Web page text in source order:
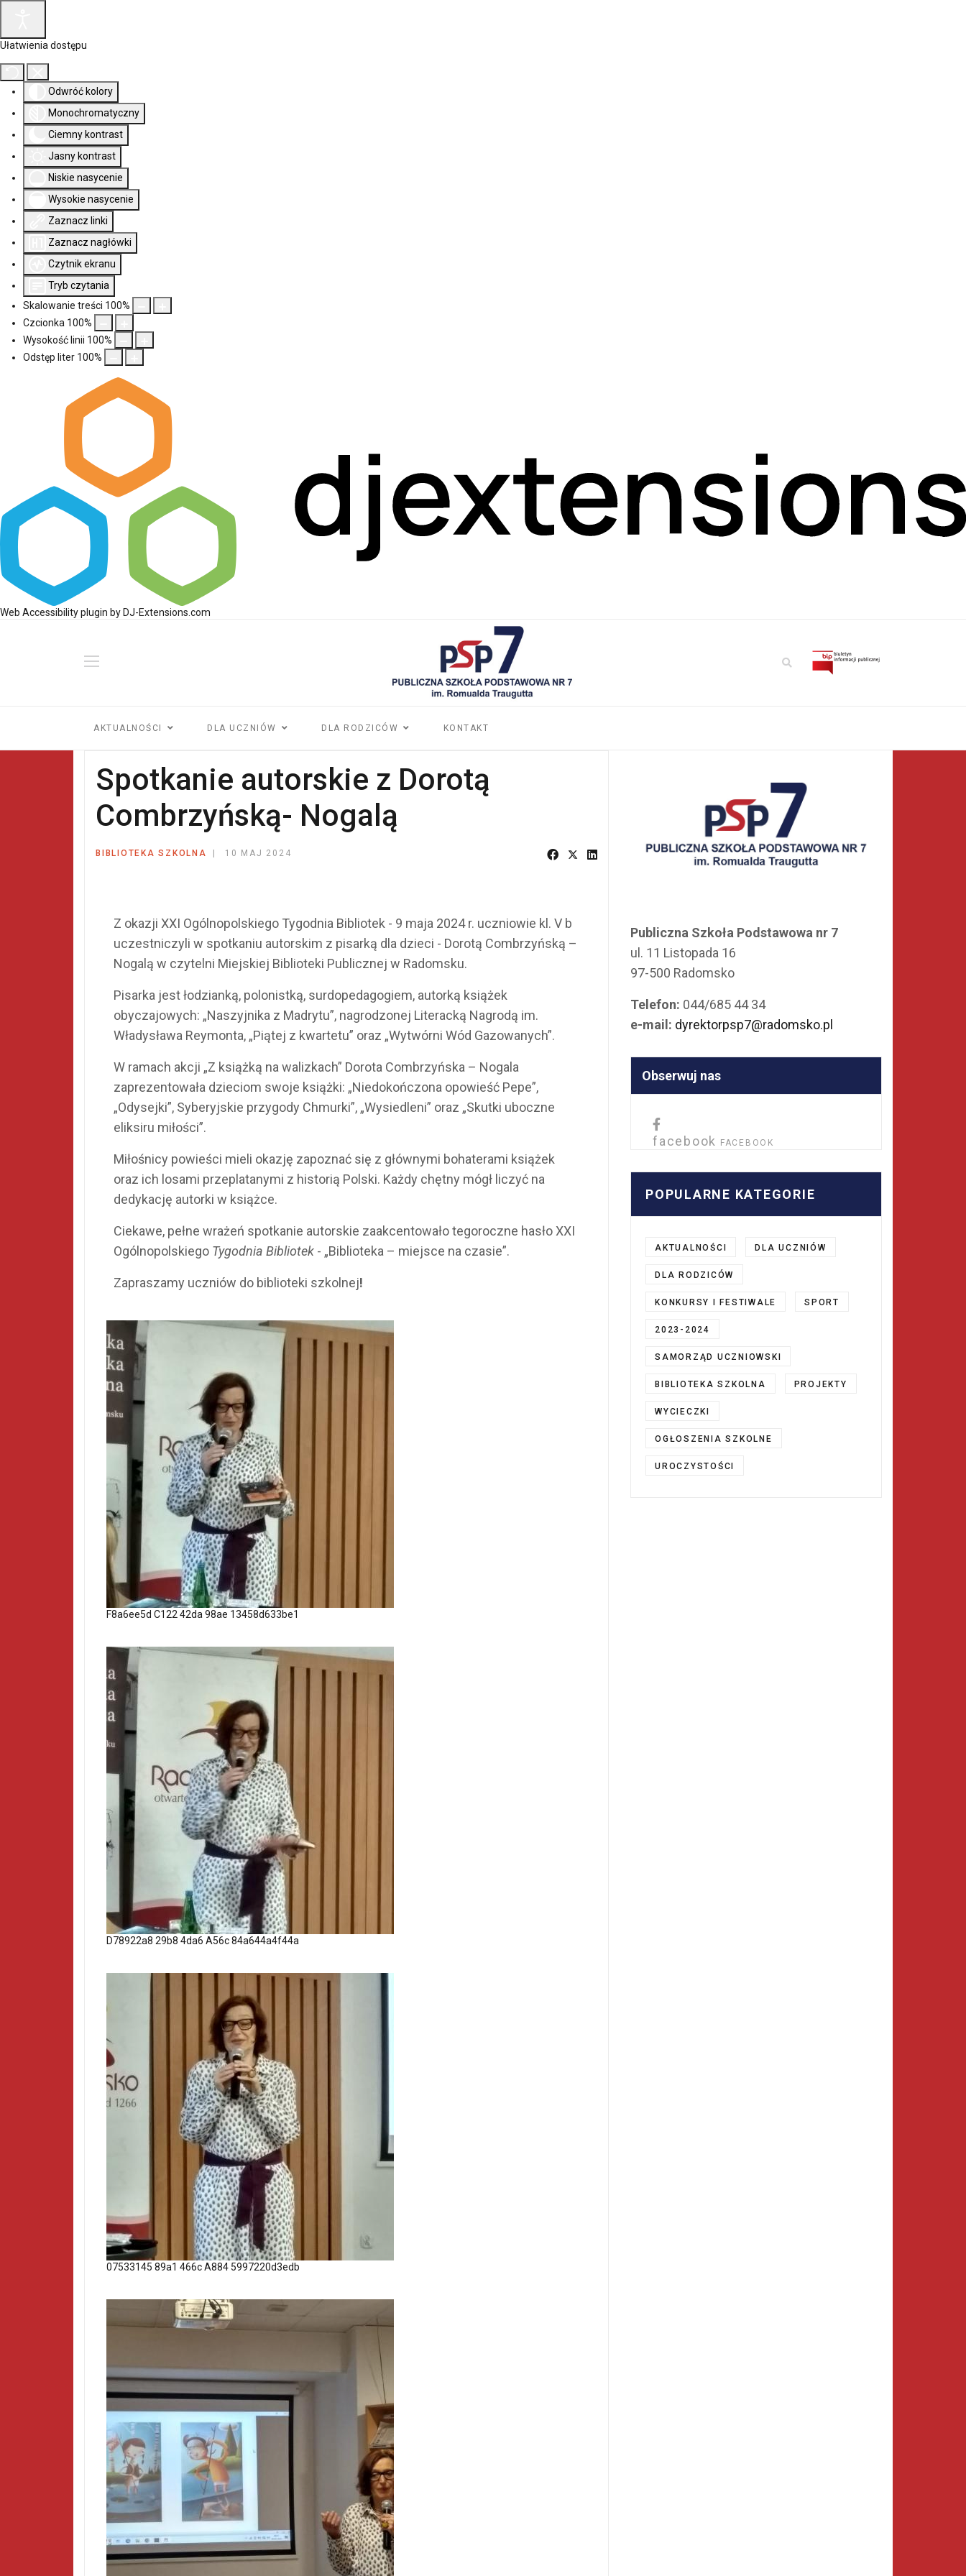
Ułatwienia dostępu
Odwróć kolory
Monochromatyczny
Ciemny kontrast
Jasny kontrast
Niskie nasycenie
Wysokie nasycenie
Zaznacz linki
Zaznacz nagłówki
Czytnik ekranu
Tryb czytania
Skalowanie treści 100%
Czcionka 100%
Wysokość linii 100%
Odstęp liter 100%
Web Accessibility plugin by DJ-Extensions.com
AKTUALNOŚCI DLA UCZNIÓW DLA RODZICÓW KONTAKT
Spotkanie autorskie z Dorotą
Combrzyńską- Nogalą
BIBLIOTEKA SZKOLNA 10 MAJ 2024
Z okazji XXI Ogólnopolskiego Tygodnia Bibliotek - 9 maja 2024 r. uczniowie kl. V b
uczestniczyli w spotkaniu autorskim z pisarką dla dzieci - Dorotą Combrzyńską –
Nogalą w czytelni Miejskiej Biblioteki Publicznej w Radomsku.
Pisarka jest łodzianką, polonistką, surdopedagogiem, autorką książek
obyczajowych: „Naszyjnika z Madrytu”, nagrodzonej Literacką Nagrodą im.
Władysława Reymonta, „Piątej z kwartetu” oraz „Wytwórni Wód Gazowanych”.
W ramach akcji „Z książką na walizkach” Dorota Combrzyńska – Nogala
zaprezentowała dzieciom swoje książki: „Niedokończona opowieść Pepe”,
„Odysejki”, Syberyjskie przygody Chmurki”, „Wysiedleni” oraz „Skutki uboczne
eliksiru miłości”.
Miłośnicy powieści mieli okazję zapoznać się z głównymi bohaterami książek
oraz ich losami przeplatanymi z historią Polski. Każdy chętny mógł liczyć na
dedykację autorki w książce.
Ciekawe, pełne wrażeń spotkanie autorskie zaakcentowało tegoroczne hasło XXI
Ogólnopolskiego Tygodnia Bibliotek - „Biblioteka – miejsce na czasie”.
Zapraszamy uczniów do biblioteki szkolnej!
F8a6ee5d C122 42da 98ae 13458d633be1
D78922a8 29b8 4da6 A56c 84a644a4f44a
07533145 89a1 466c A884 5997220d3edb
Publiczna Szkoła Podstawowa nr 7
ul. 11 Listopada 16
97-500 Radomsko
Telefon: 044/685 44 34
e-mail: dyrektorpsp7@radomsko.pl
Obserwuj nas
facebook FACEBOOK
POPULARNE KATEGORIE
AKTUALNOŚCI DLA UCZNIÓW
DLA RODZICÓW
KONKURSY I FESTIWALE SPORT
2023-2024
SAMORZĄD UCZNIOWSKI
BIBLIOTEKA SZKOLNA PROJEKTY
WYCIECZKI
OGŁOSZENIA SZKOLNE
UROCZYSTOŚCI